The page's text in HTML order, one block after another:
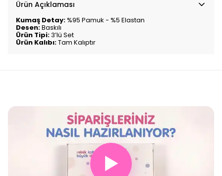
Ürün Açıklaması
Kumaş Detay:%95 Pamuk - %5 Elastan
Desen:Baskılı
Ürün Tipi:3’lü Set
Ürün Kalıbı:Tam Kalıptır
▶